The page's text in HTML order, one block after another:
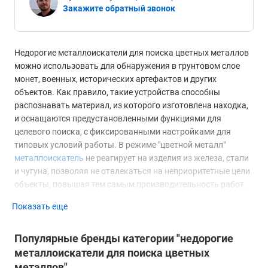
Закажите обратный звонок
Недорогие металлоискатели для поиска цветных металлов
можно использовать для обнаружения в грунтовом слое
монет, военных, исторических артефактов и других
объектов. Как правило, такие устройства способны
распознавать материал, из которого изготовлена находка,
и оснащаются предустановленными функциями для
целевого поиска, с фиксированными настройками для
типовых условий работы. В режиме "цветной металл"
металлоискатель не реагирует на изделия из железа, стали
и чугуна, позволяя не отвлекаться на неприоритетные цели
объекты, повышая тем самым производительность работ.
Принцип действия
немагнитных токопроводящих материалов основаны на
эффекте возбуждения в таких объектах вихревых токов при
Показать еще
Популярные бренды категории "недорогие
металлоискатели для поиска цветных